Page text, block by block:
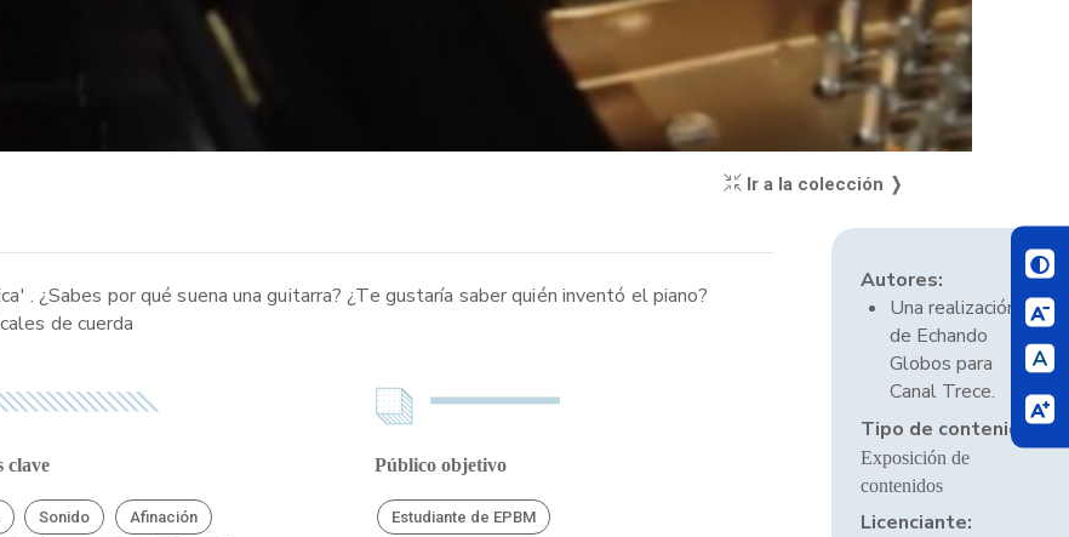
Ir a la colección ❭
. ¿Sabes por qué suena una guitarra? ¿Te gustaría saber quién inventó el piano?
de cuerda
clave
Sonido Afinación
Público objetivo
Estudiante de EPBM
Autores:
Una realización
de Echando
Globos para
Canal Trece.
Tipo de contenido:
Exposición de
contenidos
Licenciante: